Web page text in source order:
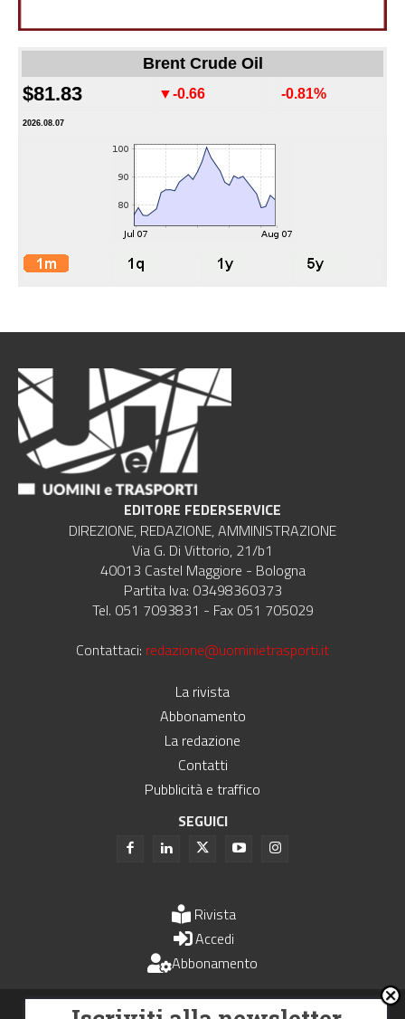
Brent Crude Oil
$81.83 ▼-0.66 -0.81%
2026.08.07
EDITORE FEDERSERVICE
DIREZIONE, REDAZIONE, AMMINISTRAZIONE
Via G. Di Vittorio, 21/b1
40013 Castel Maggiore - Bologna
Partita Iva: 03498360373
Tel. 051 7093831 - Fax 051 705029
Contattaci: redazione@uominietrasporti.it
La rivista
Abbonamento
La redazione
Contatti
Pubblicità e traffico
SEGUICI
Rivista
Accedi
Abbonamento
Uomini e Trasporti è un periodico associato all'Unione Stampa